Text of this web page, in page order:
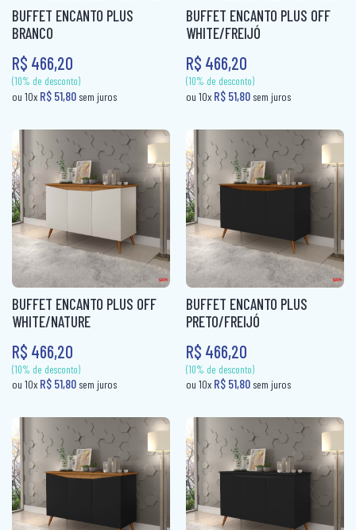
CÔMODA
MESA DE CABECEIRA
PAINEL BOX
ROUPEIRO CASAL
ROUPEIRO CASAL PORTA COMUM
ROUPEIRO CASAL PORTA CORRER
ROUPEIRO INFANTIL
ROUPEIRO PORTA COMUM
ROUPEIRO PORTA CORRER
ROUPEIRO SOLTEIRO
ROUPEIRO SOLTEIRO PORTA COMUM
ROUPEIRO SOLTEIRO PORTA CORRER
(10% de desconto)
ou 10xR$ 63,00sem juros
ou 10xR$ 63,00 sem
BUFFET ENCANTO PLUS
BRANCO
R$ 466,20
(10% de desconto)
ou 10xR$ 51,80sem juros
BUFFET ENCANTO PLUS OFF
WHITE/FREIJÓ
R$ 466,20
ou 10xR$ 51,80sem
BUFFET ENCANTO PLUS OFF
WHITE/NATURE
R$ 466,20
BUFFET ENCANTO PLUS
PRETO/FREIJÓ
R$ 466,20